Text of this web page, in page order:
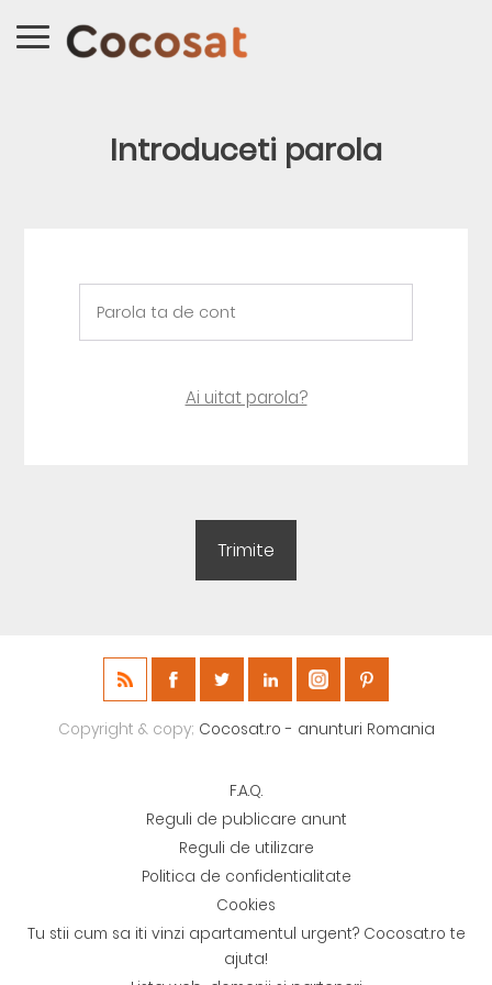
Introduceti parola
Ai uitat parola?
Copyright & copy; Cocosat.ro - anunturi Romania
F.A.Q.
Reguli de publicare anunt
Reguli de utilizare
Politica de confidentialitate
Cookies
Tu stii cum sa iti vinzi apartamentul urgent? Cocosat.ro te
ajuta!